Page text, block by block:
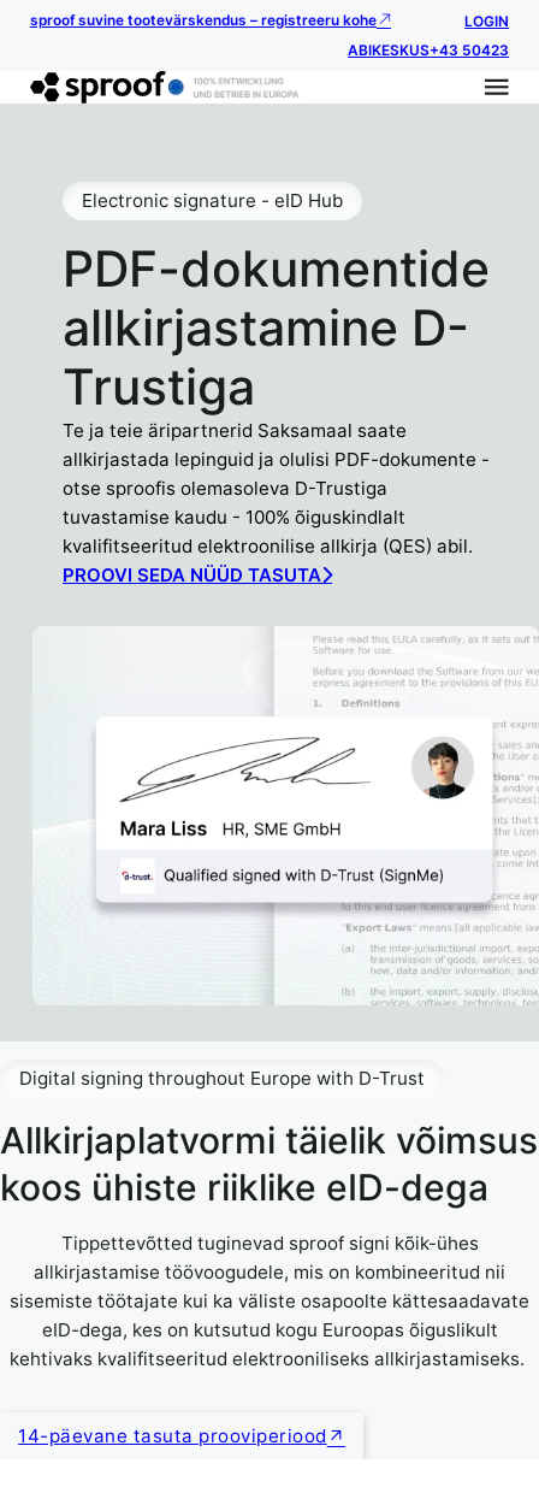
sproof suvine tootevärskendus – registreeru kohe
LOGIN
ABIKESKUS+43 50423
PDF-dokumentide
allkirjastamine D-
Trustiga
Electronic signature - eID Hub
Te ja teie äripartnerid Saksamaal saate
allkirjastada lepinguid ja olulisi PDF-dokumente -
otse sproofis olemasoleva D-Trustiga
tuvastamise kaudu - 100% õiguskindlalt
kvalifitseeritud elektroonilise allkirja (QES) abil.
PROOVI SEDA NÜÜD TASUTA
Allkirjaplatvormi täielik võimsus
koos ühiste riiklike eID-dega
Tippettevõtted tuginevad sproof signi kõik-ühes
allkirjastamise töövoogudele, mis on kombineeritud nii
sisemiste töötajate kui ka väliste osapoolte kättesaadavate
eID-dega, kes on kutsutud kogu Euroopas õiguslikult
kehtivaks kvalifitseeritud elektrooniliseks allkirjastamiseks.
Digital signing throughout Europe with D-Trust
14-päevane tasuta prooviperiood